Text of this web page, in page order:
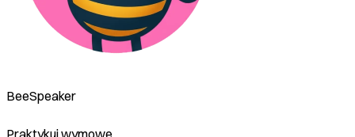
BeeSpeaker
Praktykuj wymowę